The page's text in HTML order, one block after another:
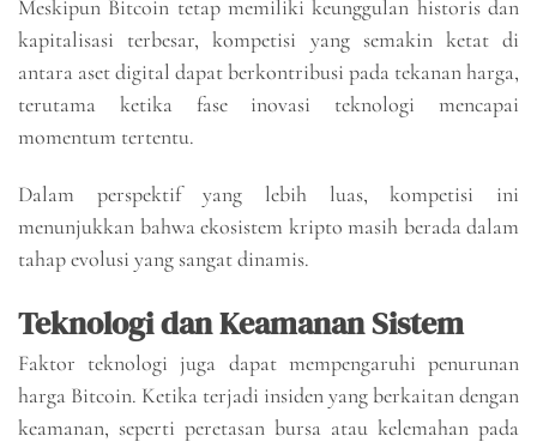
Meskipun Bitcoin tetap memiliki keunggulan historis dan
kapitalisasi terbesar, kompetisi yang semakin ketat di
antara aset digital dapat berkontribusi pada tekanan harga,
terutama ketika fase inovasi teknologi mencapai
momentum tertentu.
Dalam perspektif yang lebih luas, kompetisi ini
menunjukkan bahwa ekosistem kripto masih berada dalam
tahap evolusi yang sangat dinamis.
Teknologi dan Keamanan Sistem
Faktor teknologi juga dapat mempengaruhi penurunan
harga Bitcoin. Ketika terjadi insiden yang berkaitan dengan
keamanan, seperti peretasan bursa atau kelemahan pada